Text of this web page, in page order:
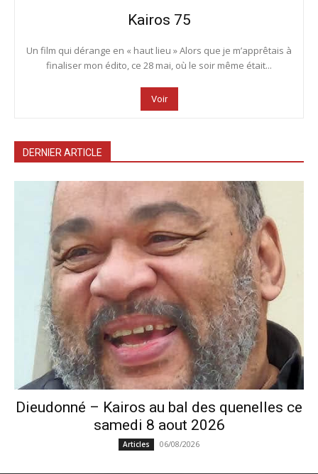
Kairos 75
Un film qui dérange en « haut lieu » Alors que je m’apprêtais à
finaliser mon édito, ce 28 mai, où le soir même était...
Voir
DERNIER ARTICLE
Dieudonné – Kairos au bal des quenelles ce
samedi 8 aout 2026
Articles 06/08/2026